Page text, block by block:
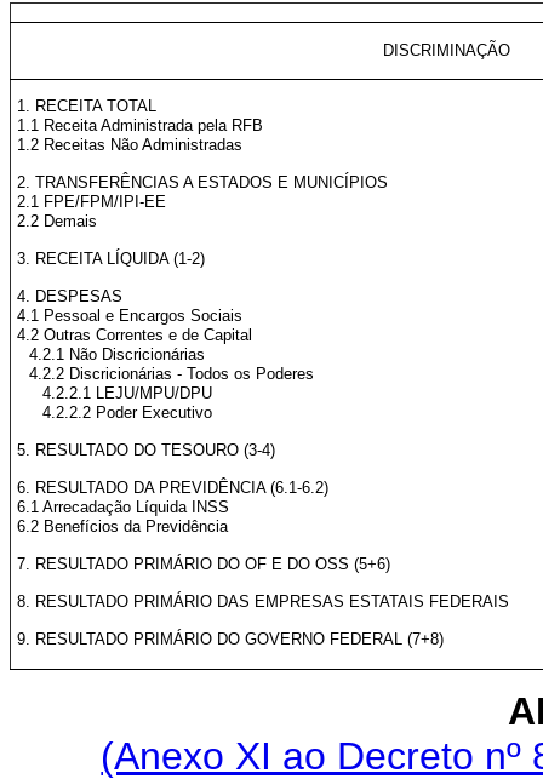
DISCRIMINAÇÃO
1. RECEITA TOTAL
1.1 Receita Administrada pela RFB
1.2 Receitas Não Administradas
2. TRANSFERÊNCIAS A ESTADOS E MUNICÍPIOS
2.1 FPE/FPM/IPI-EE
2.2 Demais
3. RECEITA LÍQUIDA (1-2)
4. DESPESAS
4.1 Pessoal e Encargos Sociais
4.2 Outras Correntes e de Capital
4.2.1 Não Discricionárias
4.2.2 Discricionárias - Todos os Poderes
4.2.2.1 LEJU/MPU/DPU
4.2.2.2 Poder Executivo
5. RESULTADO DO TESOURO (3-4)
6. RESULTADO DA PREVIDÊNCIA (6.1-6.2)
6.1 Arrecadação Líquida INSS
6.2 Benefícios da Previdência
7. RESULTADO PRIMÁRIO DO OF E DO OSS (5+6)
8. RESULTADO PRIMÁRIO DAS EMPRESAS ESTATAIS FEDERAIS
9. RESULTADO PRIMÁRIO DO GOVERNO FEDERAL (7+8)
(Anexo XI ao Decreto